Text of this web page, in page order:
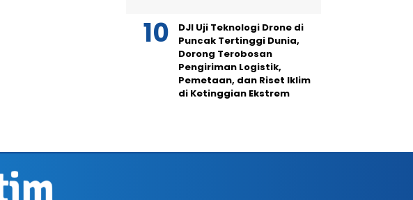
DJI Uji Teknologi Drone di
Puncak Tertinggi Dunia,
Dorong Terobosan
Pengiriman Logistik,
Pemetaan, dan Riset Iklim
di Ketinggian Ekstrem